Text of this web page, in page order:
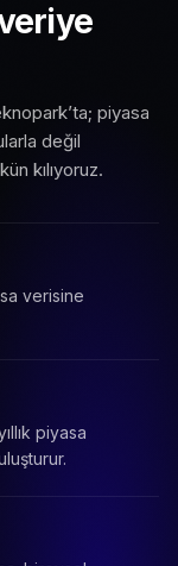
veriye
piyasa
değil
kılıyoruz.
verisine
piyasa